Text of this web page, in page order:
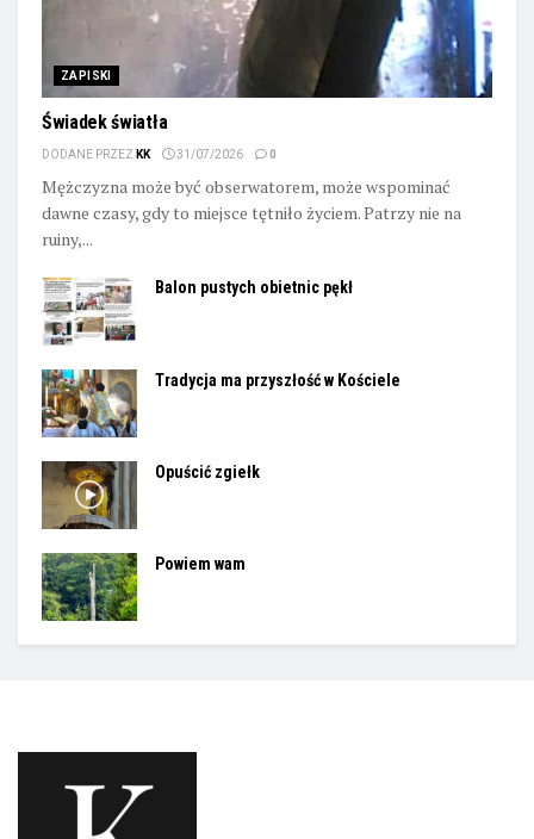
ZAPISKI
Świadek światła
DODANE PRZEZ KK 31/07/2026 0
Mężczyzna może być obserwatorem, może wspominać
dawne czasy, gdy to miejsce tętniło życiem. Patrzy nie na
ruiny,...
Balon pustych obietnic pękł
Tradycja ma przyszłość w Kościele
Opuścić zgiełk
Powiem wam